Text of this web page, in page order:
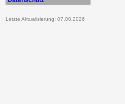
Letzte Aktualisierung: 07.08.2026